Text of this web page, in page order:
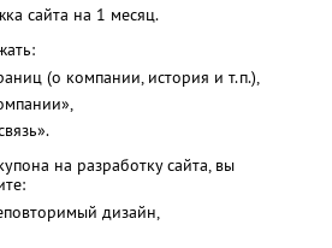
сайта на 1 месяц.
(о компании, история и т.п.),
на разработку сайта, вы
дизайн,